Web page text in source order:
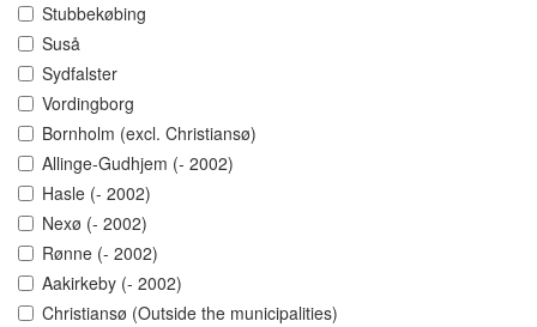
Stubbekøbing
Suså
Sydfalster
Vordingborg
Bornholm (excl. Christiansø)
Allinge-Gudhjem (- 2002)
Hasle (- 2002)
Nexø (- 2002)
Rønne (- 2002)
Aakirkeby (- 2002)
Christiansø (Outside the municipalities)